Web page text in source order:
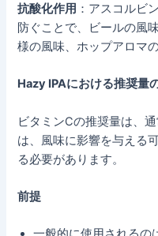
抗酸化作用 ：アスコルビ
防ぐことで、ビールの風
様の風味、ホップアロマ
Hazy IPAにおける推奨量
ビタミンCの推奨量は、
は、風味に影響を与える
る必要があります。
前提